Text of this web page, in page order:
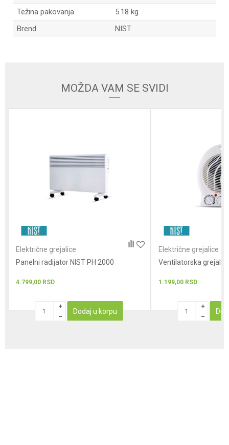
Težina pakovanja
5.18 kg
Brend
NIST
MOŽDA VAM SE SVIDI
Električne grejalice
Panelni radijator NIST PH 2000
4.799,00 RSD
Dodaj u korpu
Električne grejalice
Ventilatorska
1.199,00 RSD